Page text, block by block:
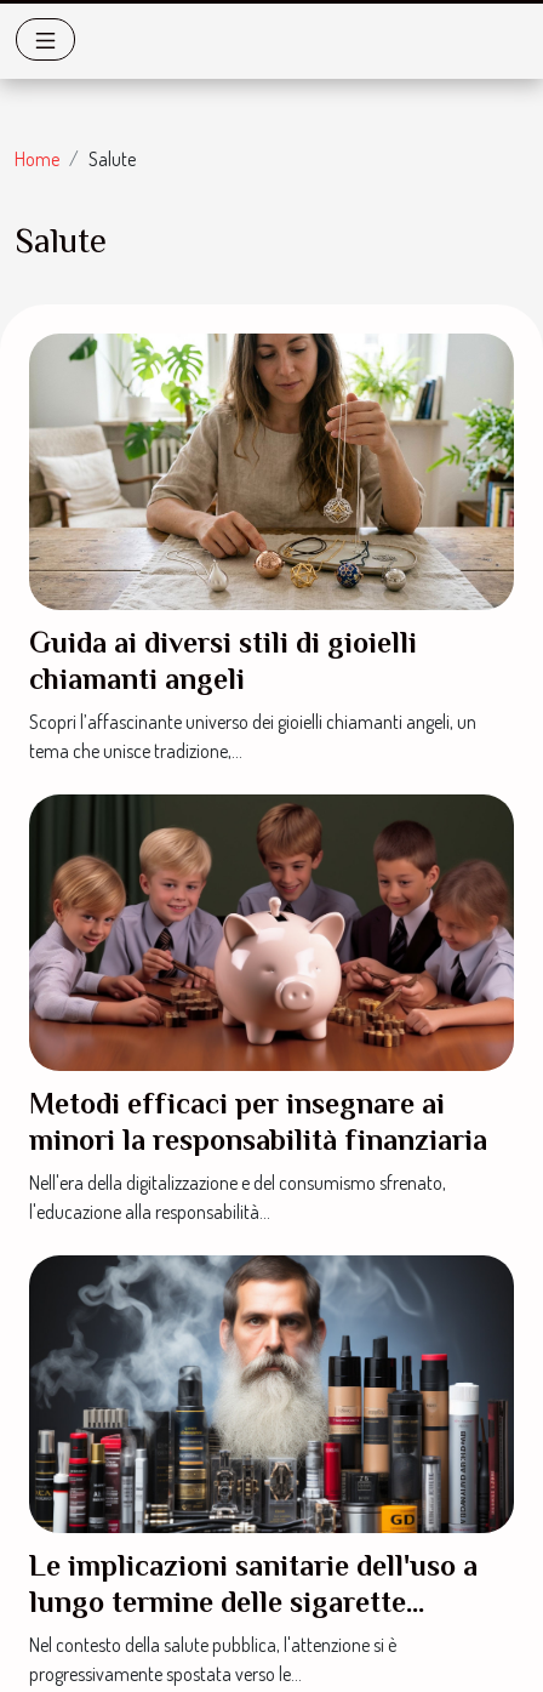
Home Salute
Salute
Guida ai diversi stili di gioielli
chiamanti angeli
Scopri l’affascinante universo dei gioielli chiamanti angeli, un
tema che unisce tradizione,...
Metodi efficaci per insegnare ai
minori la responsabilità finanziaria
Nell'era della digitalizzazione e del consumismo sfrenato,
l'educazione alla responsabilità...
Le implicazioni sanitarie dell'uso a
lungo termine delle sigarette
elettroniche
Nel contesto della salute pubblica, l'attenzione si è
progressivamente spostata verso le...